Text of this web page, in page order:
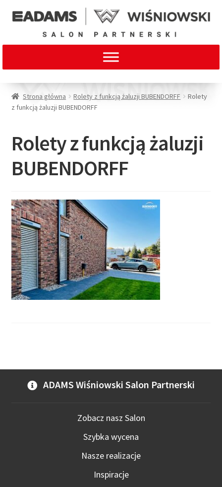
Strona główna Rolety z funkcją żaluzji BUBENDORFF
Rolety
z funkcją żaluzji BUBENDORFF
Rolety z funkcją żaluzji
BUBENDORFF
ADAMS Wiśniowski Salon Partnerski
Zobacz nasz Salon
Szybka wycena
Nasze realizacje
Inspiracje